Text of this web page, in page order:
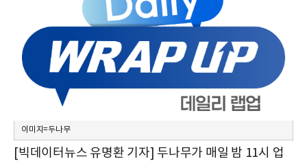
이미지=두나무
[빅데이터뉴스 유명환 기자] 두나무가 매일 밤 11시 업